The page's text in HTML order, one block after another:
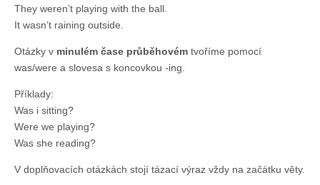
They weren’t playing with the ball.
It wasn’t raining outside.
Otázky v minulém čase průběhovém tvoříme pomocí
was/were a slovesa s koncovkou -ing.
Příklady:
Was i sitting?
Were we playing?
Was she reading?
V doplňovacích otázkách stojí tázací výraz vždy na začátku věty.